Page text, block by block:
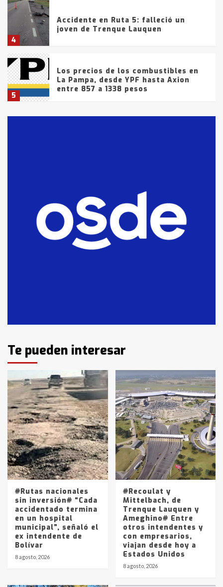
4
Accidente en Ruta 5: falleció un
joven de Trenque Lauquen
5
Los precios de los combustibles en
La Pampa, desde YPF hasta Axion
entre 857 a 1338 pesos
fueron detenidos por
comercialización de drogas en la
tarde del sábado
T.Lauquen: se vendió el edificio de
lo que fue la planta Industrial del
3
Identidad de los adolescentes
pampeanos que fueron
en la mañana del lunes
4
Accidente en Ruta 5: falleció un
joven de Trenque Lauquen
Los precios de los combustibles en
La Pampa, desde YPF hasta Axion
entre 857 a 1338 pesos
Te pueden interesar
#Rutas nacionales
sin inversión# “Cada
accidentado termina
en un hospital
municipal”, señaló el
ex intendente de
Bolívar
8 agosto, 2026
#Recoulat y
Mittelbach, de
Trenque Lauquen y
Ameghino# Entre
otros intendentes y
con empresarios,
viajan desde hoy a
Estados Unidos
8 agosto, 2026